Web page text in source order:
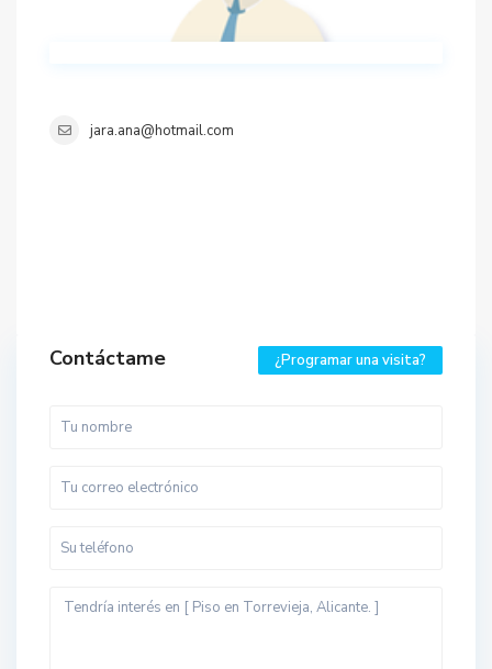
jara.ana@hotmail.com
Contáctame ¿Programar una visita?